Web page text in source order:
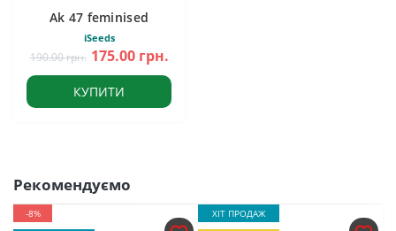
Ak 47 feminised
iSeeds
190.00 грн. 175.00 грн.
КУПИТИ
Рекомендуємо
-8%
ХІТ ПРОДАЖ